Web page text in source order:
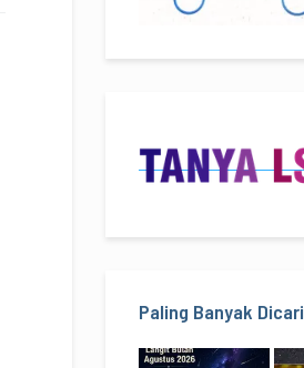
Paling Banyak Dicari